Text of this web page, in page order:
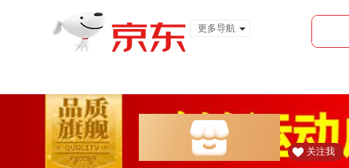
更多导航
关注我